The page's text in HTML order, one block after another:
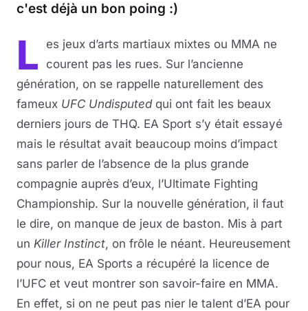
c'est déjà un bon poing :)
L
es jeux d’arts martiaux mixtes ou MMA ne
courent pas les rues. Sur l’ancienne
génération, on se rappelle naturellement des
fameux UFC Undisputedqui ont fait les beaux
derniers jours de THQ. EA Sport s’y était essayé
mais le résultat avait beaucoup moins d’impact
sans parler de l’absence de la plus grande
compagnie auprès d’eux, l’Ultimate Fighting
Championship. Sur la nouvelle génération, il faut
le dire, on manque de jeux de baston. Mis à part
un Killer Instinct, on frôle le néant. Heureusement
pour nous, EA Sports a récupéré la licence de
l’UFC et veut montrer son savoir-faire en MMA.
En effet, si on ne peut pas nier le talent d’EA pour